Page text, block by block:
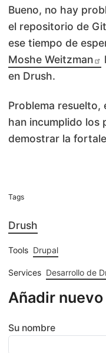
Bueno, no hay
el repositorio de
ese tiempo de
Moshe Weitzman
en Drush.
Problema
han incumplido los
demostrar la
Tags
Drush
Tools Drupal
Services Desarrollo de
Añadir
Su nombre